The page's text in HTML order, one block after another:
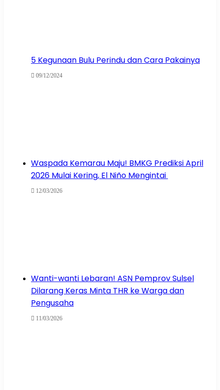
5 Kegunaan Bulu Perindu dan Cara Pakainya
09/12/2024
Waspada Kemarau Maju! BMKG Prediksi April
2026 Mulai Kering, El Niño Mengintai
12/03/2026
Wanti-wanti Lebaran! ASN Pemprov Sulsel
Dilarang Keras Minta THR ke Warga dan
Pengusaha
11/03/2026